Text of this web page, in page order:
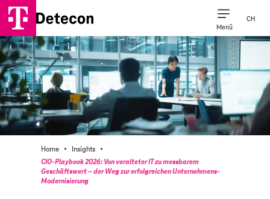
Menü
CH
Home · Insights ·
CIO-Playbook 2026: Von veralteter IT zu messbarem
Geschäftswert – der Weg zur erfolgreichen Unternehmens-
Modernisierung